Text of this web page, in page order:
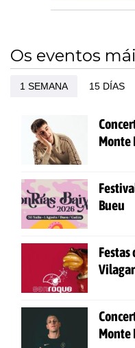
Os eventos
1 SEMANA 15 DÍAS
Monte
Bueu
Festas
Monte